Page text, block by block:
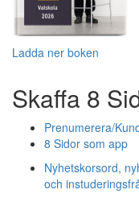
Ladda ner boken
Skaffa 8
Prenumerera/
8 Sidor som app
Nyhetskorsord,
och